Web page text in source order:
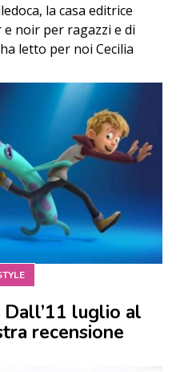
la casa editrice
noir per ragazzi e di
letto per noi Cecilia
luglio al
recensione